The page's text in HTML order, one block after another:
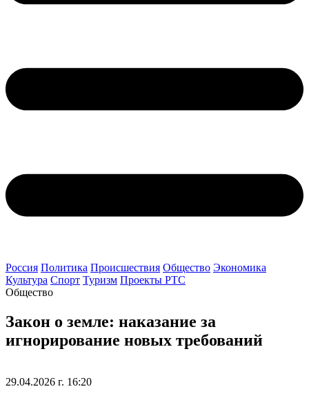
Россия Политика Происшествия Общество Экономика
Культура Спорт Туризм Проекты РТС
Общество
Закон о земле: наказание за
игнорирование новых требований
29.04.2026 г. 16:20